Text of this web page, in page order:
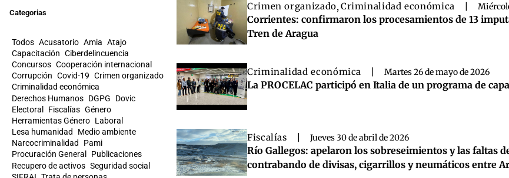
Categorias
Todos Acusatorio Amia Atajo
Capacitación Ciberdelincuencia
Concursos Cooperación internacional
Corrupción Covid-19 Crimen organizado
Criminalidad económica
Derechos Humanos DGPG
Dovic
Electoral
Fiscalías Género
Herramientas Género Laboral
Lesa humanidad
Medio ambiente
Narcocriminalidad
Pami
Procuración General
Publicaciones
Recupero de activos Seguridad social
Crimen organizado,Criminalidad económica
Corrientes: confirmaron los procesamientos de 13
Tren de Aragua
Criminalidad económica Martes 26 de mayo de 2026
La PROCELAC participó en Italia de un programa de
Fiscalías Jueves 30 de abril de 2026
Río Gallegos: apelaron los sobreseimientos y las faltas
contrabando de divisas, cigarrillos y neumáticos entre